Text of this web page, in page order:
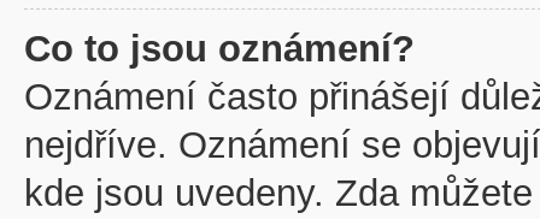
Co to jsou oznámení?
Oznámení často přinášejí
nejdříve. Oznámení se
kde jsou uvedeny. Zda